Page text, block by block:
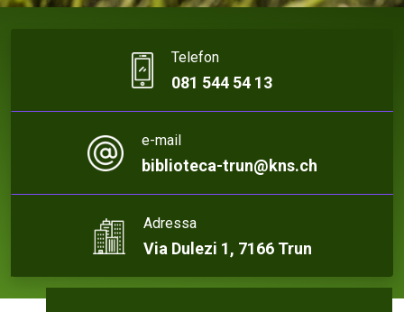
Telefon
081 544 54 13
e-mail
biblioteca-trun@kns.ch
Adressa
Via Dulezi 1, 7166 Trun